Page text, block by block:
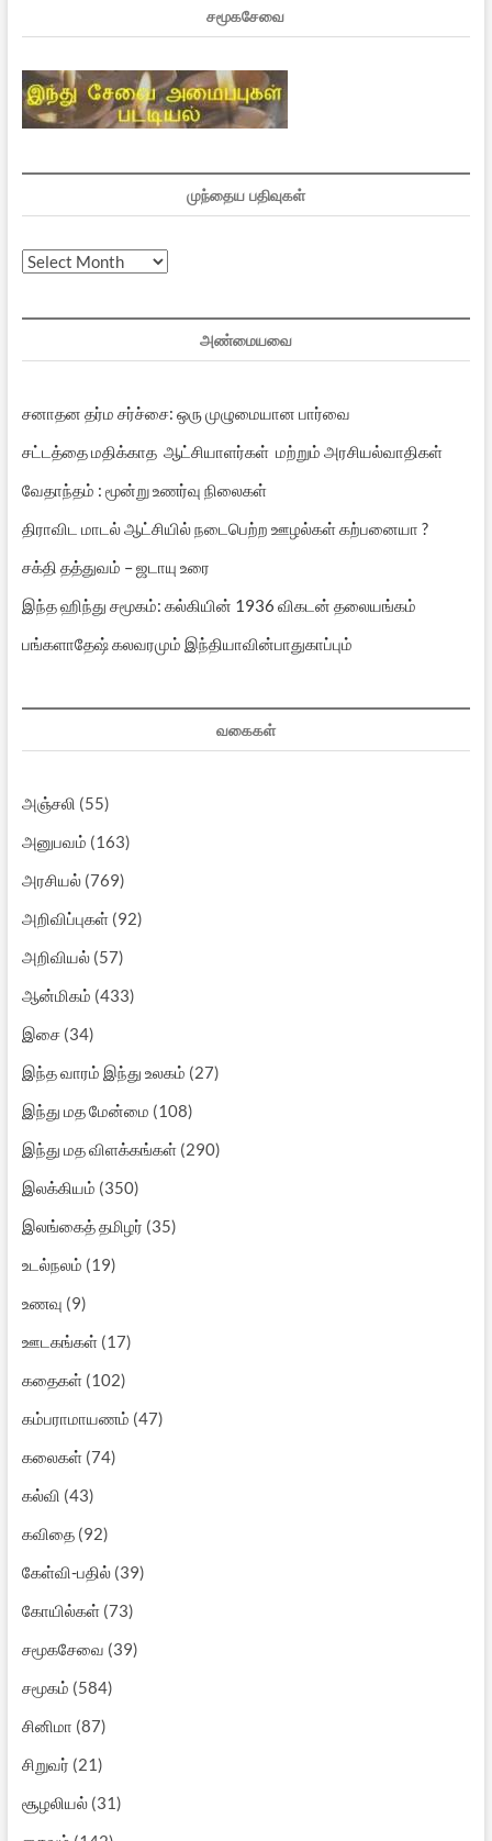
சமூகசேவை
முந்தைய பதிவுகள்
முந்தைய
அண்மையவை
சனாதன தர்ம சர்ச்சை: ஒரு முழுமையான பார்வை
சட்டத்தை மதிக்காத ஆட்சியாளர்கள் மற்றும் அரசியல்வாதிகள்
வேதாந்தம் : மூன்று உணர்வு நிலைகள்
திராவிட மாடல் ஆட்சியில் நடைபெற்ற ஊழல்கள் கற்பனையா ?
சக்தி தத்துவம் – ஜடாயு உரை
இந்த ஹிந்து சமூகம்: கல்கியின் 1936 விகடன் தலையங்கம்
பங்களாதேஷ் கலவரமும் இந்தியாவின்பாதுகாப்பும்
வகைகள்
அஞ்சலி (55)
அனுபவம் (163)
அரசியல்(769)
அறிவிப்புகள்(92)
அறிவியல்(57)
ஆன்மிகம் (433)
இசை(34)
இந்த வாரம் இந்து உலகம் (27)
இந்து மத மேன்மை (108)
இந்து மத விளக்கங்கள்(290)
இலக்கியம் (350)
இலங்கைத் தமிழர் (35)
உடல்நலம் (19)
உணவு (9)
ஊடகங்கள்(17)
கதைகள்(102)
கம்பராமாயணம் (47)
கலைகள்(74)
கல்வி (43)
கவிதை(92)
கேள்வி-பதில்(39)
கோயில்கள்(73)
சமூகசேவை (39)
சமூகம் (584)
சினிமா (87)
சிறுவர் (21)
சூழலியல்(31)